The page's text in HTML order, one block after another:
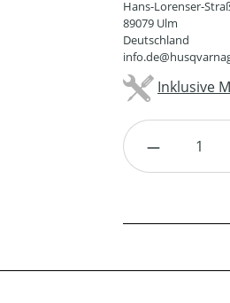
Hans-Lorenser-
89079 Ulm
Deutschland
Inklusive
Produkt